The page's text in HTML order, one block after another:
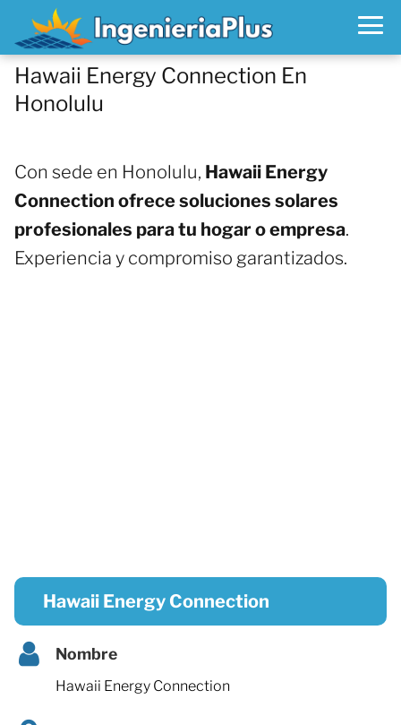
Hawaii Energy Connection En
Honolulu
Con sede en Honolulu, Hawaii Energy
Connection ofrece soluciones solares
profesionales para tu hogar o empresa.
Experiencia y compromiso garantizados.
Hawaii Energy Connection
Nombre
Hawaii Energy Connection